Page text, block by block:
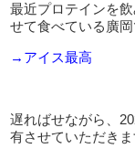
最近プロテインを
せて食べている廣岡
→アイス最高
遅ればせながら、
有させていただきま